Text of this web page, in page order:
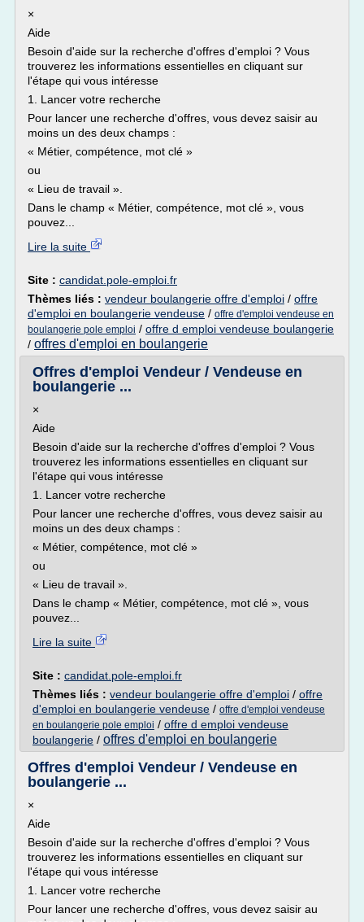
×
Aide
Besoin d'aide sur la recherche d'offres d'emploi ? Vous
trouverez les informations essentielles en cliquant sur
l'étape qui vous intéresse
1. Lancer votre recherche
Pour lancer une recherche d'offres, vous devez saisir au
moins un des deux champs :
« Métier, compétence, mot clé »
ou
« Lieu de travail ».
Dans le champ « Métier, compétence, mot clé », vous
pouvez...
Lire la suite
Site : candidat.pole-emploi.fr
Thèmes liés : vendeur boulangerie offre d'emploi / offre
d'emploi en boulangerie vendeuse / offre d'emploi vendeuse en
boulangerie pole emploi / offre d emploi vendeuse boulangerie
/ offres d'emploi en boulangerie
Offres d'emploi Vendeur / Vendeuse en
boulangerie ...
×
Aide
Besoin d'aide sur la recherche d'offres d'emploi ? Vous
trouverez les informations essentielles en cliquant sur
l'étape qui vous intéresse
1. Lancer votre recherche
Pour lancer une recherche d'offres, vous devez saisir au
moins un des deux champs :
« Métier, compétence, mot clé »
ou
« Lieu de travail ».
Dans le champ « Métier, compétence, mot clé », vous
pouvez...
Lire la suite
Site : candidat.pole-emploi.fr
Thèmes liés : vendeur boulangerie offre d'emploi / offre
d'emploi en boulangerie vendeuse / offre d'emploi vendeuse
en boulangerie pole emploi / offre d emploi vendeuse
boulangerie / offres d'emploi en boulangerie
Offres d'emploi Vendeur / Vendeuse en
boulangerie ...
×
Aide
Besoin d'aide sur la recherche d'offres d'emploi ? Vous
trouverez les informations essentielles en cliquant sur
l'étape qui vous intéresse
1. Lancer votre recherche
Pour lancer une recherche d'offres, vous devez saisir au